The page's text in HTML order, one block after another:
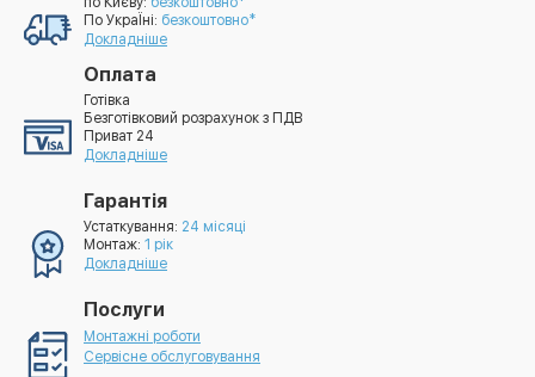
По УкраЇні: безкоштовно*
Докладніше
Оплата
Готівка
Безготівковий розрахунок з ПДВ
Приват 24
Докладніше
Гарантія
Устаткування: 24 місяці
Монтаж: 1 рік
Докладніше
Послуги
Монтажні роботи
Сервісне обслуговування